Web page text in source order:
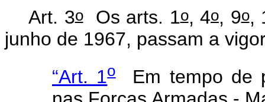
Art. 3oOs arts. 1o, 4o, 9o,
junho de 1967, passam a
“Art. 1oEm tempo de